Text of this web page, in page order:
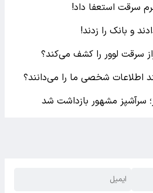
سرقت استعفا داد!
و بانک را زدند!
سرقت لوور را کشف می‌کند؟
اطلاعات شخصی ما را می‌دانند؟
سرآشپز مشهور بازداشت شد